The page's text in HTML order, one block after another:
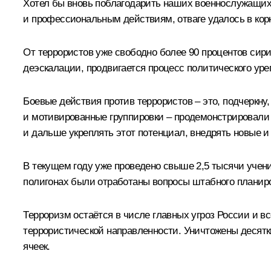
Хотел бы вновь поблагодарить наших
и профессиональным действиям, отваге удалось в
От террористов уже свободно более 90 процентов
деэскалации, продвигается процесс политического
Боевые действия против террористов – это,
и мотивированные группировки –
и дальше укреплять этот потенциал, внедрять
В текущем году уже проведено свыше 2,5 тысячи
полигонах были отработаны вопросы штабного
Терроризм остаётся в числе главных угроз России и
террористической направленности. Уничтожены
ячеек.